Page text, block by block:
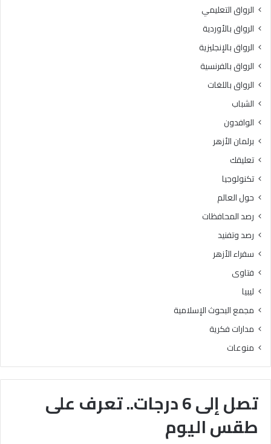
تصل إلى 6 درجات.. تعرف على
طقس اليوم
الرواق التعليمي
الرواق بالأوردية
الرواق بالإنجليزية
الرواق بالفرنسية
الرواق باللغات
الشباب
الوافدون
برلمان الأزهر
تعليقك
تكنولوجيا
حول العالم
رصد المحافظات
رصد وتفنيد
سفراء الأزهر
فتاوى
ليبيا
مجمع البحوث الإسلامية
مدارات فكرية
منوعات